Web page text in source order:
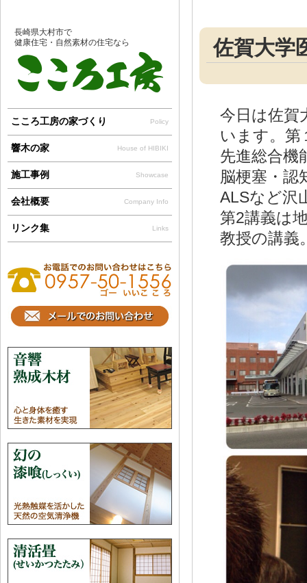
佐賀大学
今日は佐賀
います。第
先進総合機
脳梗塞・認
ALSなど沢
第2講義は
教授の講義
長崎県大村市で
健康住宅・自然素材の住宅なら
こころ工房の家づくり Policy
響木の家 House of HIBIKI
施工事例 Showcase
会社概要 Company Info
リンク集 Links